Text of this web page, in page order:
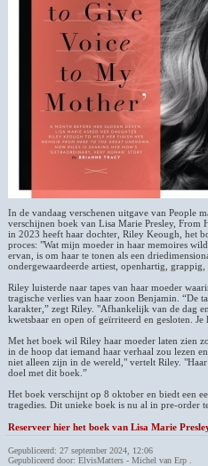
In de vandaag verschenen uitgave van People
verschijnen boek van Lisa Marie Presley,
in 2023 heeft haar dochter, Riley Keough, het
proces: "Wat mijn moeder in haar memoires
ervan, is om haar te tonen als een
ondergewaardeerde artiest, openhartig,
Riley luisterde naar tapes van haar moeder
tragische verlies van haar zoon Benjamin. “De
karakter,” zegt Riley. "Afhankelijk van de dag
kwetsbaar en open of geïrriteerd en gesloten.
Met het boek wil Riley haar moeder laten zien
in de hoop dat iemand haar verhaal zou lezen
niet alleen zijn in de wereld," vertelt Riley.
doel met dit boek.”
Het boek verschijnt op 8 oktober en biedt een
tragedies. Dit unieke boek is nu al in pre-order
Reserveer hier het boek van Lisa Marie
Gepubliceerd: 27 september 2024, 12:06
Gepubliceerd door: ElvisMatters - Michel van Erp .